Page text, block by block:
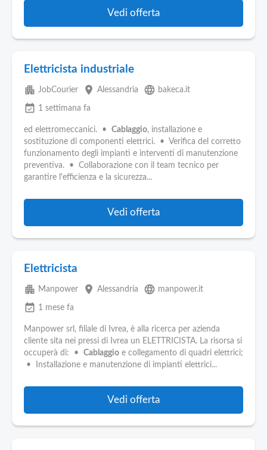
Vedi offerta
Elettricista industriale
apartment JobCourier place Alessandria language bakeca.it
event_available 1 settimana fa
ed elettromeccanici. • Cablaggio, installazione e
sostituzione di componenti elettrici. • Verifica del corretto
funzionamento degli impianti e interventi di manutenzione
preventiva. • Collaborazione con il team tecnico per
garantire l'efficienza e la sicurezza...
Vedi offerta
Elettricista
apartment Manpower place Alessandria language manpower.it
event_available 1 mese fa
Manpower srl, filiale di Ivrea, è alla ricerca per azienda
cliente sita nei pressi di Ivrea un ELETTRICISTA. La risorsa si
occuperà di: • Cablaggio e collegamento di quadri elettrici;
• Installazione e manutenzione di impianti elettrici...
Vedi offerta